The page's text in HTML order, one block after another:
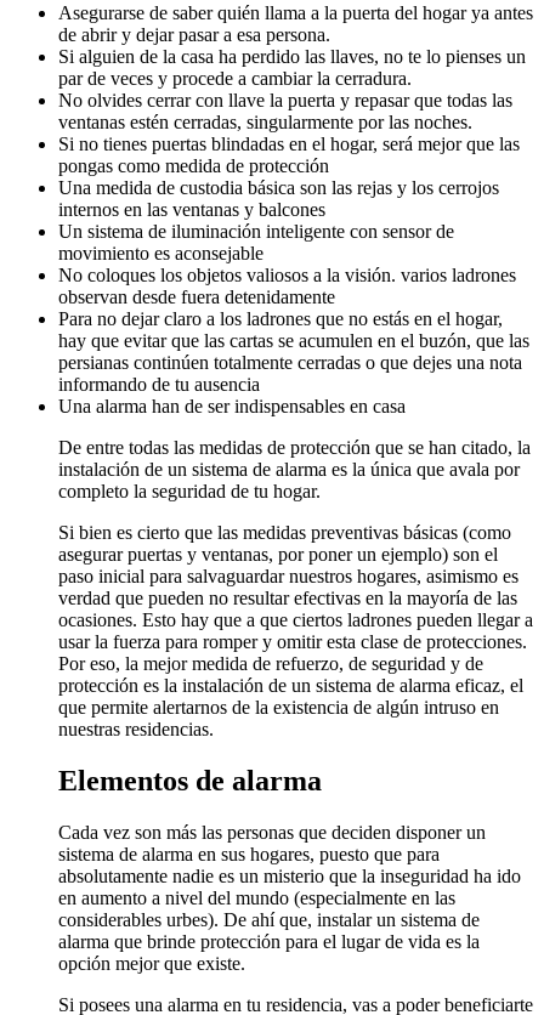
Asegurarse de saber quién llama a la puerta del hogar ya antes
de abrir y dejar pasar a esa persona.
Si alguien de la casa ha perdido las llaves, no te lo pienses un
par de veces y procede a cambiar la cerradura.
No olvides cerrar con llave la puerta y repasar que todas las
ventanas estén cerradas, singularmente por las noches.
Si no tienes puertas blindadas en el hogar, será mejor que las
pongas como medida de protección
Una medida de custodia básica son las rejas y los cerrojos
internos en las ventanas y balcones
Un sistema de iluminación inteligente con sensor de
movimiento es aconsejable
No coloques los objetos valiosos a la visión. varios ladrones
observan desde fuera detenidamente
Para no dejar claro a los ladrones que no estás en el hogar,
hay que evitar que las cartas se acumulen en el buzón, que las
persianas continúen totalmente cerradas o que dejes una nota
informando de tu ausencia
Una alarma han de ser indispensables en casa
De entre todas las medidas de protección que se han citado, la
instalación de un sistema de alarma es la única que avala por
completo la seguridad de tu hogar.
Si bien es cierto que las medidas preventivas básicas (como
asegurar puertas y ventanas, por poner un ejemplo) son el
paso inicial para salvaguardar nuestros hogares, asimismo es
verdad que pueden no resultar efectivas en la mayoría de las
ocasiones. Esto hay que a que ciertos ladrones pueden llegar a
usar la fuerza para romper y omitir esta clase de protecciones.
Por eso, la mejor medida de refuerzo, de seguridad y de
protección es la instalación de un sistema de alarma eficaz, el
que permite alertarnos de la existencia de algún intruso en
nuestras residencias.
Elementos de alarma
Cada vez son más las personas que deciden disponer un
sistema de alarma en sus hogares, puesto que para
absolutamente nadie es un misterio que la inseguridad ha ido
en aumento a nivel del mundo (especialmente en las
considerables urbes). De ahí que, instalar un sistema de
alarma que brinde protección para el lugar de vida es la
opción mejor que existe.
Si posees una alarma en tu residencia, vas a poder beneficiarte